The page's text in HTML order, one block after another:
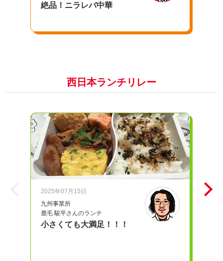
西日本ランチリレー
2025年07月15日
九州事業所
鹿毛 駿平さんのランチ
小さくても大満足！！！
絶品！ニラレバ中華